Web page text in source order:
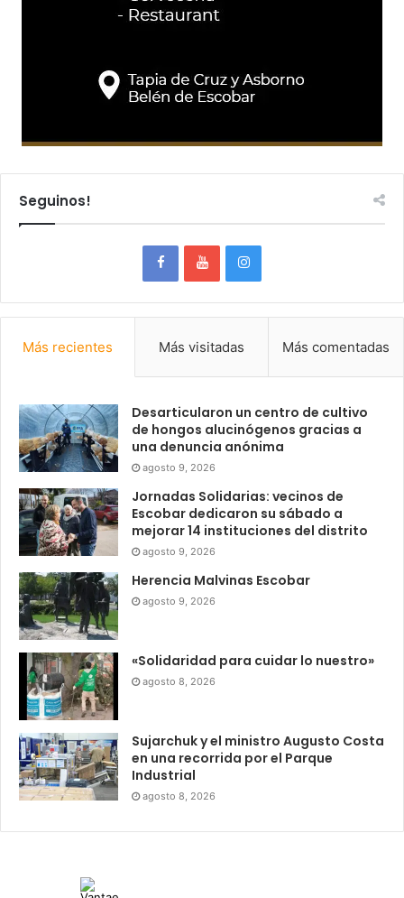
Seguinos!
Más recientes Más visitadas Más comentadas
Desarticularon un centro de cultivo
de hongos alucinógenos gracias a
una denuncia anónima
agosto 9, 2026
Jornadas Solidarias: vecinos de
Escobar dedicaron su sábado a
mejorar 14 instituciones del distrito
agosto 9, 2026
Herencia Malvinas Escobar
agosto 9, 2026
«Solidaridad para cuidar lo nuestro»
agosto 8, 2026
Sujarchuk y el ministro Augusto Costa
en una recorrida por el Parque
Industrial
agosto 8, 2026